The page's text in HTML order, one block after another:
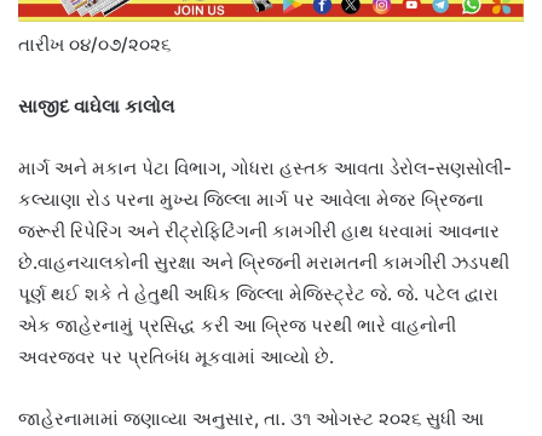
તારીખ ૦૪/૦૭/૨૦૨૬
સાજીદ વાઘેલા કાલોલ
માર્ગ અને મકાન પેટા વિભાગ, ગોધરા હસ્તક આવતા ડેરોલ-સણસોલી-
કલ્યાણા રોડ પરના મુખ્ય જિલ્લા માર્ગ પર આવેલા મેજર બ્રિજના
જરૂરી રિપેરિંગ અને રીટ્રોફિટિંગની કામગીરી હાથ ધરવામાં આવનાર
છે.વાહનચાલકોની સુરક્ષા અને બ્રિજની મરામતની કામગીરી ઝડપથી
પૂર્ણ થઈ શકે તે હેતુથી અધિક જિલ્લા મેજિસ્ટ્રેટ જે. જે. પટેલ દ્વારા
એક જાહેરનામું પ્રસિદ્ધ કરી આ બ્રિજ પરથી ભારે વાહનોની
અવરજવર પર પ્રતિબંધ મૂકવામાં આવ્યો છે.
જાહેરનામામાં જણાવ્યા અનુસાર, તા. ૩૧ ઓગસ્ટ ૨૦૨૬ સુધી આ